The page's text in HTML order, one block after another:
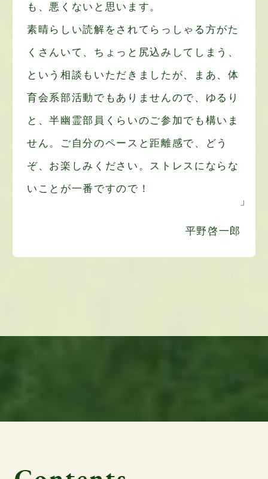
も、悪くないと思います。
素晴らしい読解をされてらっしゃる方がた
くさんいて、ちょっと尻込みしてしまう、
という相談もいただきましたが、まあ、体
育会系部活動でもありませんので、ゆるり
と、半幽霊部員くらいのご参加でも構いま
せん。ご自分のペースと距離感で、どう
ぞ、お楽しみください。ストレスにならな
いことが一番ですので！
平野啓一郎